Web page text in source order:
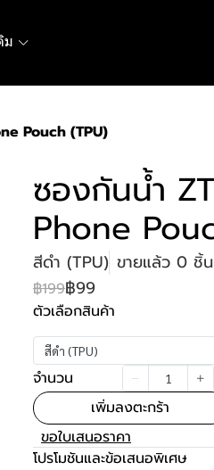
ม
Pouch (TPU)
ซองกันน้ำ
Phone
สีดำ (TPU) ขายแล้ว 0 ชิ้น
฿199฿99
ตัวเลือกสินค้า
สีดำ (TPU)
จำนวน
เพิ่มลงตะกร้า
ขอใบเสนอราคา
โปรโมชันและข้อเสนอพิเศษ